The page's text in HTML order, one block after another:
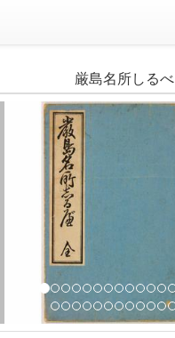
厳島名所しるべ
Previous